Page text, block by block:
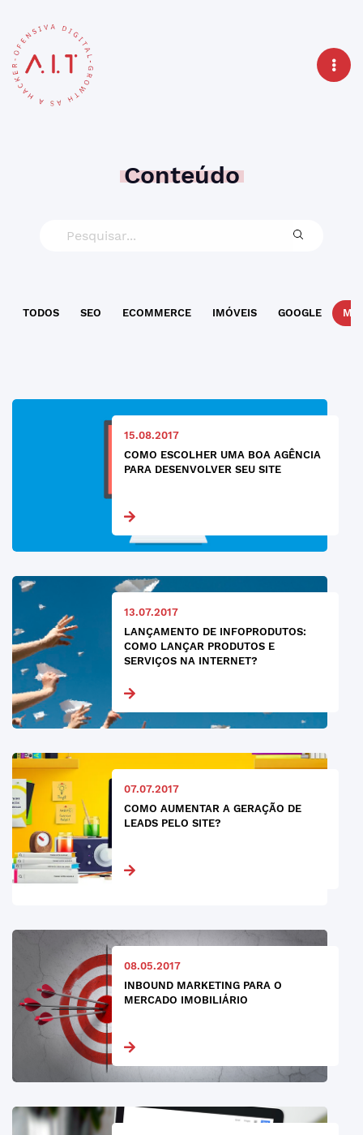
Conteúdo
TODOS SEO ECOMMERCE IMÓVEIS GOOGLE
15.08.2017
COMO ESCOLHER UMA BOA AGÊNCIA
PARA DESENVOLVER SEU SITE
13.07.2017
LANÇAMENTO DE INFOPRODUTOS:
COMO LANÇAR PRODUTOS E
SERVIÇOS NA INTERNET?
07.07.2017
COMO AUMENTAR A GERAÇÃO DE
LEADS PELO SITE?
08.05.2017
INBOUND MARKETING PARA O
MERCADO IMOBILIÁRIO